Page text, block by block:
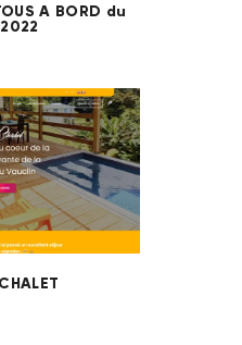
A BORD du